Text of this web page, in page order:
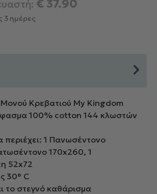
€ 37.90
3 ημέρες
Μονού Κρεβατιού My Kingdom
100% cotton 144 κλωστών
περιέχει: 1 Πανωσέντονο
170x260, 1
52x72
30° C
το στεγνό καθάρισμα